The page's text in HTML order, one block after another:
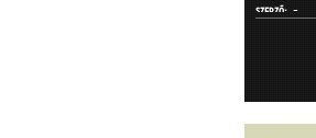
SZERZŐ: -